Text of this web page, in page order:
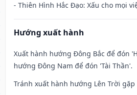
- Thiên Hình Hắc Đạo: Xấu cho mọi
Hướng xuất hành
Xuất hành hướng Đông Bắc để đón
hướng Đông Nam để đón 'Tài Thần'.
Tránh xuất hành hướng Lên Trời gặp